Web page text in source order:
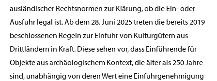
ausländischer Rechtsnormen zur Klärung, ob die Ein- oder
Ausfuhr legal ist. Ab dem 28. Juni 2025 treten die bereits 2019
beschlossenen Regeln zur Einfuhr von Kulturgütern aus
Drittländern in Kraft. Diese sehen vor, dass Einführende für
Objekte aus archäologischem Kontext, die älter als 250 Jahre
sind, unabhängig von deren Wert eine Einfuhrgenehmigung